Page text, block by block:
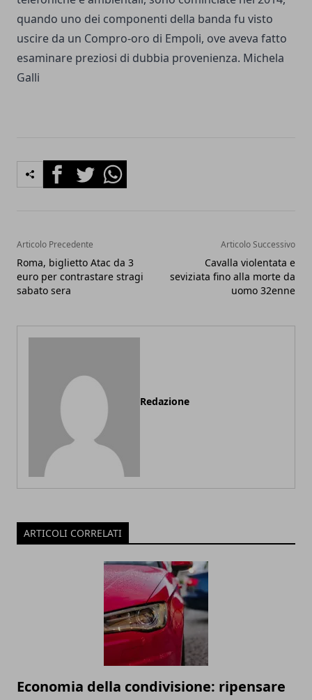
quando uno dei componenti della banda fu visto
uscire da un Compro-oro di Empoli, ove aveva fatto
esaminare preziosi di dubbia provenienza. Michela
Galli
FacebookTwitterWhatsapp
Articolo Precedente
Roma, biglietto Atac da 3
euro per contrastare stragi
sabato sera
Articolo Successivo
Cavalla violentata e
seviziata fino alla morte da
uomo 32enne
Redazione
ARTICOLI CORRELATI
Economia della condivisione: ripensare